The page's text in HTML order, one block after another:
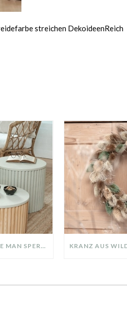
streichen DekoideenReich
DIY UPCYLING IDEE: WIE MAN SPERRMÜLL IN EIN DESIGNER TEIL VERWANDELT